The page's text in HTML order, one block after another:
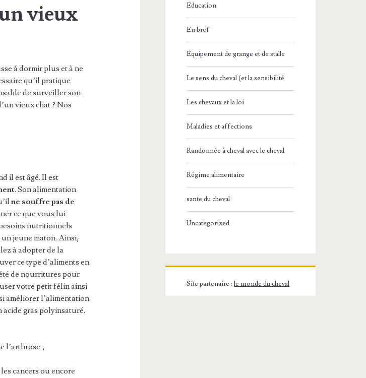
vieux
à dormir plus et à ne
qu’il pratique
de surveiller son
vieux chat ? Nos
il est âgé. Il est
. Son alimentation
ne souffre pas de
ce que vous lui
nutritionnels
jeune maton. Ainsi,
à adopter de la
ce type d’aliments en
de nourritures pour
votre petit félin ainsi
améliorer l’alimentation
acide gras polyinsaturé.
l’arthrose ;
cancers ou encore
Education
En bref
Équipement de grange et de stalle
Le sens du cheval (et la sensibilité
Les chevaux et la loi
Maladies et affections
Randonnée à cheval avec le cheval
Régime alimentaire
sante du cheval
Uncategorized
Site partenaire :le monde du cheval